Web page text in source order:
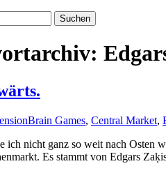
Brain Games, Central Market,
ich nicht ganz so weit nach Osten
Es stammt von Edgars